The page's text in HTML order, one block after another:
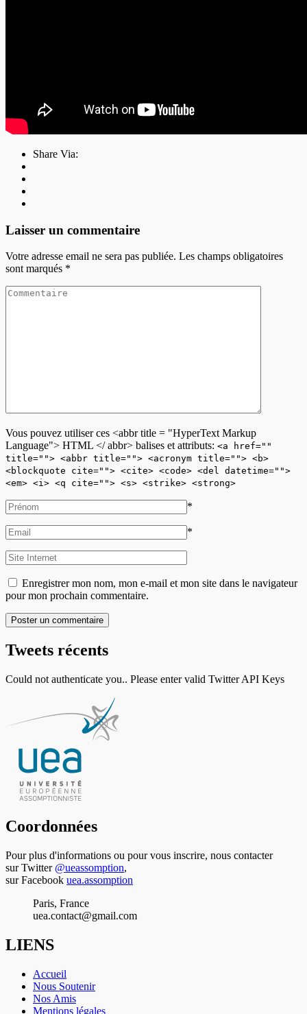
Share Via:
Laisser un commentaire
Votre adresse email ne sera pas publiée. Les champs obligatoires
sont marqués *
Vous pouvez utiliser ces <abbr title = "HyperText Markup
Language"> HTML </ abbr> balises et attributs: <a href=""
title=""> <abbr title=""> <acronym title=""> <b>
<blockquote cite=""> <cite> <code> <del datetime="">
<em> <i> <q cite=""> <s> <strike> <strong>
*
*
Enregistrer mon nom, mon e-mail et mon site dans le navigateur
pour mon prochain commentaire.
Tweets récents
Could not authenticate you.. Please enter valid Twitter API Keys
Coordonnées
Pour plus d'informations ou pour vous inscrire, nous contacter
sur Twitter @ueassomption,
sur Facebook uea.assomption
Paris, France
uea.contact@gmail.com
LIENS
Accueil
Nous Soutenir
Nos Amis
Mentions légales